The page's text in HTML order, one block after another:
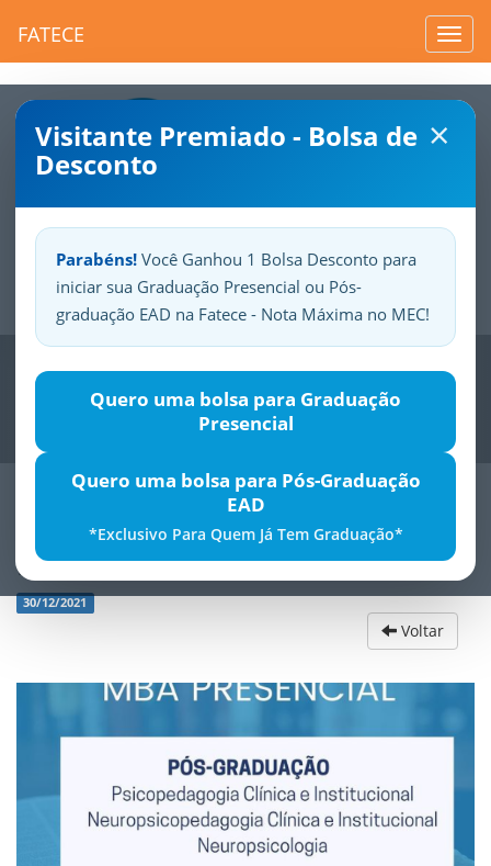
FATECE
×
Visitante Premiado - Bolsa de
Desconto
Parabéns! Você Ganhou 1 Bolsa Desconto para
iniciar sua Graduação Presencial ou Pós-
graduação EAD na Fatece - Nota Máxima no MEC!
Quero uma bolsa para Graduação
Presencial
Quero uma bolsa para Pós-Graduação
EAD
*Exclusivo Para Quem Já Tem Graduação*
SuaFatece.Seuorgulho.
Previous
PÃ³s-GraduaÃ§Ã£o e MBA Presencial
30/12/2021
Voltar